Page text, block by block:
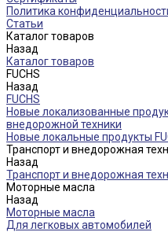
Политика
Статьи
Каталог товаров
Назад
Каталог товаров
FUCHS
Назад
FUCHS
Новые локализованные
внедорожной техники
Новые локальные продукты
Транспорт и внедорожная
Назад
Транспорт и внедорожная
Моторные масла
Назад
Моторные масла
Для легковых автомобилей